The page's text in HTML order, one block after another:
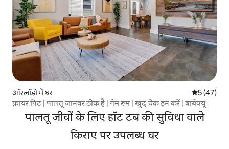
ऑरलॉडो में घर औसत रेटिंग
5 (47)
फ़ायर पिट | पालतू जानवर ठीक है | गेम रूम | खुद चेक इन करें | बार्बेक्यू
पालतू जीवों के लिए हॉट टब की सुविधा वाले
किराए पर उपलब्ध घर